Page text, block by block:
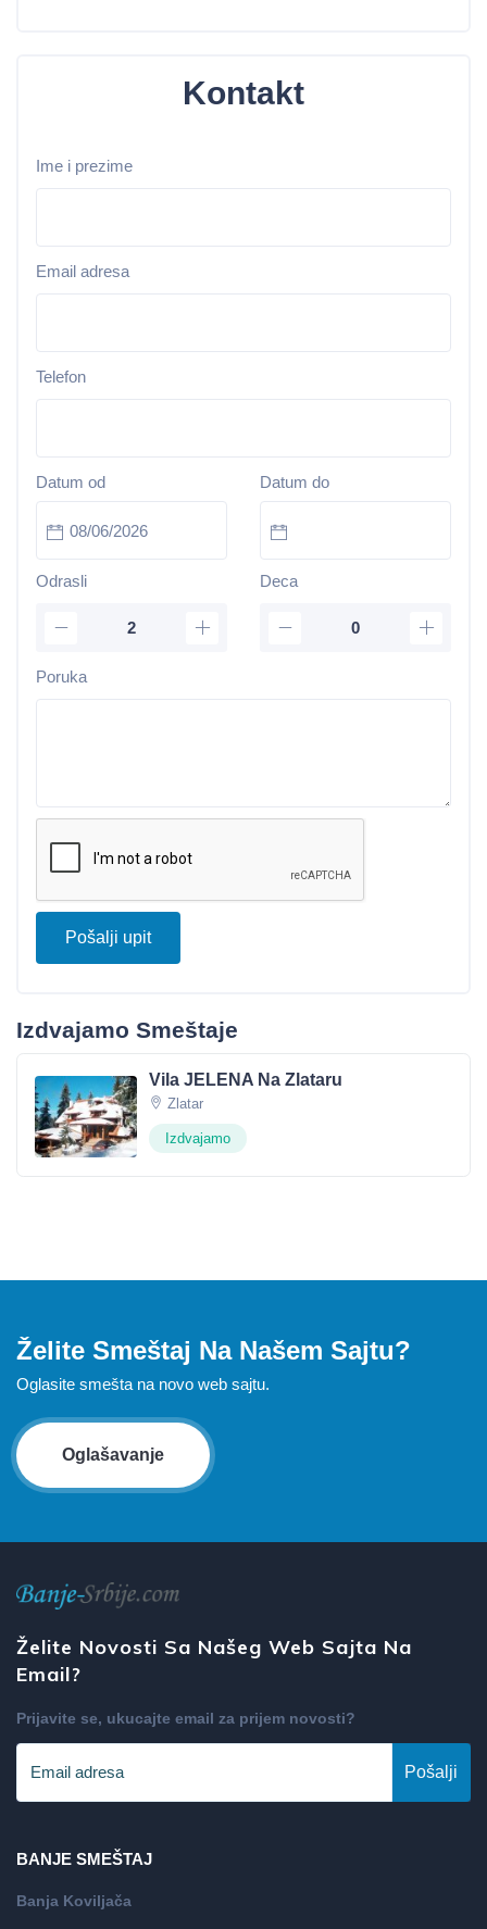
Kontakt
Ime i prezime
Email adresa
Telefon
Datum od Datum do
Odrasli Deca
Poruka
Pošalji upit
Izdvajamo Smeštaje
Vila JELENA Na Zlataru
Zlatar
Izdvajamo
Želite Smeštaj Na Našem Sajtu?
Oglasite smešta na novo web sajtu.
Oglašavanje
Želite Novosti Sa Našeg Web Sajta Na
Email?
Prijavite se, ukucajte email za prijem novosti?
Pošalji
BANJE SMEŠTAJ
Banja Koviljača